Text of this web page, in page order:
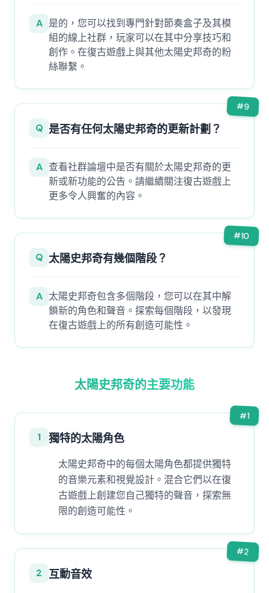
A 是的，您可以找到專門針對節奏盒子及其模
組的線上社群，玩家可以在其中分享技巧和
創作。在復古遊戲上與其他太陽史邦奇的粉
絲聯繫。
#9
Q 是否有任何太陽史邦奇的更新計劃？
A 查看社群論壇中是否有關於太陽史邦奇的更
新或新功能的公告。請繼續關注復古遊戲上
更多令人興奮的內容。
#10
Q 太陽史邦奇有幾個階段？
A 太陽史邦奇包含多個階段，您可以在其中解
鎖新的角色和聲音。探索每個階段，以發現
在復古遊戲上的所有創造可能性。
太陽史邦奇的主要功能
#1
1 獨特的太陽角色
太陽史邦奇中的每個太陽角色都提供獨特
的音樂元素和視覺設計。混合它們以在復
古遊戲上創建您自己獨特的聲音，探索無
限的創造可能性。
#2
2 互動音效